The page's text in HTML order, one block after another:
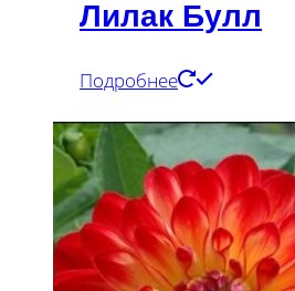
Лилак Булл
Подробнее